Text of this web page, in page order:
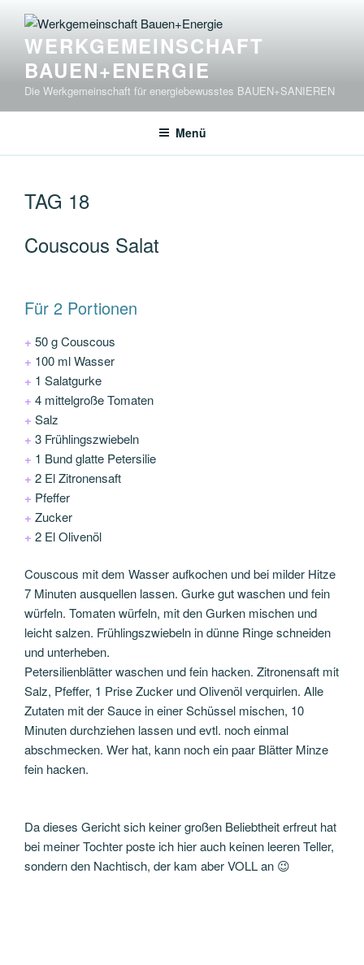
Inhalt
springenWERKGEMEINSCHAFT
BAUEN+ENERGIE
Die Werkgemeinschaft für energiebewusstes BAUEN+SANIEREN
Menü
TAG 18
Couscous Salat
Für 2 Portionen
+ 50 g Couscous
+ 100 ml Wasser
+ 1 Salatgurke
+ 4 mittelgroße Tomaten
+ Salz
+ 3 Frühlingszwiebeln
+ 1 Bund glatte Petersilie
+ 2 El Zitronensaft
+ Pfeffer
+ Zucker
+ 2 El Olivenöl
Couscous mit dem Wasser aufkochen und bei milder Hitze
7 Minuten ausquellen lassen. Gurke gut waschen und fein
würfeln. Tomaten würfeln, mit den Gurken mischen und
leicht salzen. Frühlingszwiebeln in dünne Ringe schneiden
und unterheben.
Petersilienblätter waschen und fein hacken. Zitronensaft mit
Salz, Pfeffer, 1 Prise Zucker und Olivenöl verquirlen. Alle
Zutaten mit der Sauce in einer Schüssel mischen, 10
Minuten durchziehen lassen und evtl. noch einmal
abschmecken. Wer hat, kann noch ein paar Blätter Minze
fein hacken.
Da dieses Gericht sich keiner großen Beliebtheit erfreut hat
bei meiner Tochter poste ich hier auch keinen leeren Teller,
sondern den Nachtisch, der kam aber VOLL an 😉